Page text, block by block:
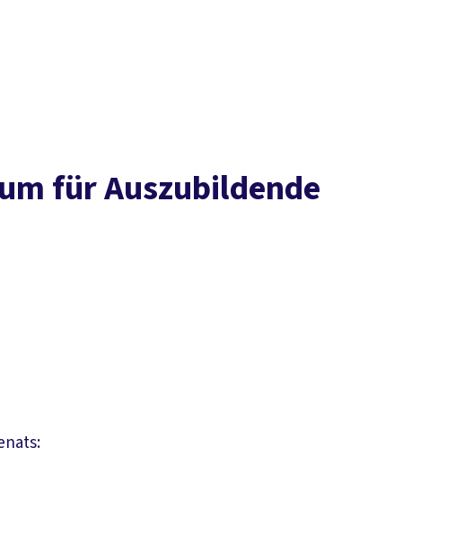
für Auszubildende